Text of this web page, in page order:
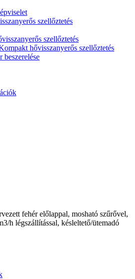
szellőztetés
szellőztetés
hővisszanyerős szellőztetés
beszerelése
fehér előlappal, mosható szűrővel,
h légszállítással, késleltető/ütemadó